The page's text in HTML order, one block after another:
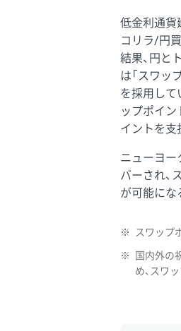
低金利通貨
コリラ/円
結果、円と
は「スワッ
を採用して
ップポイン
イントを支
ニューヨー
バーされ、
が可能にな
※ スワップ
※
国内外の
め、スワ